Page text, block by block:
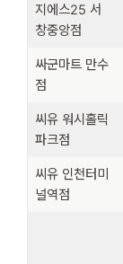
지에스25 서
창중앙점
싸군마트 만수
점
씨유 워시홀릭
파크점
씨유 인천터미
널역점